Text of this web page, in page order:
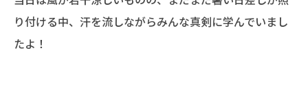
り付ける中、汗を流しながらみんな真剣に学んでいまし
たよ！